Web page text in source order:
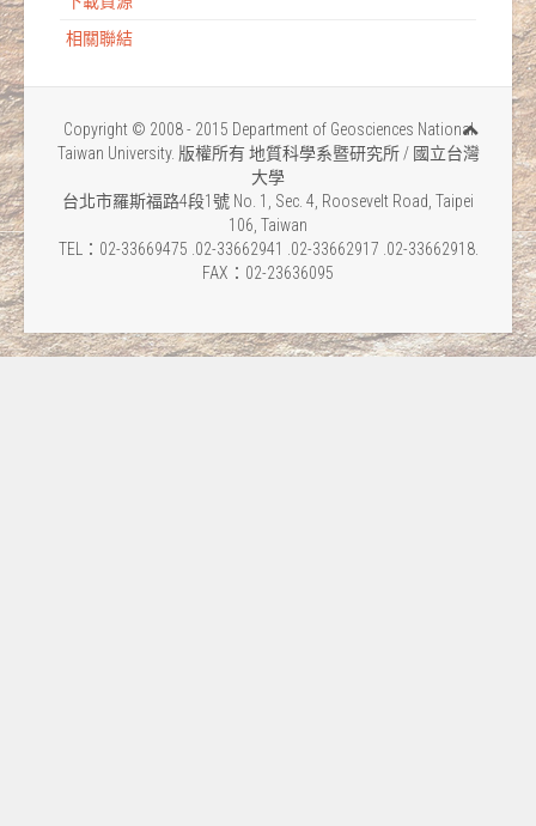
相關聯結
Copyright © 2008 - 2015 Department of Geosciences National
Taiwan University. 版權所有 地質科學系暨研究所 / 國立台灣
大學
台北市羅斯福路4段1號 No. 1, Sec. 4, Roosevelt Road, Taipei
106, Taiwan
TEL：02-33669475 .02-33662941 .02-33662917 .02-33662918.
FAX：02-23636095